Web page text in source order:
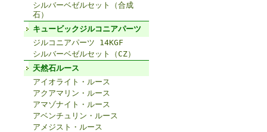
シルバーベゼルセット（合成
石）
キュービックジルコニアパーツ
ジルコニアパーツ 14KGF
シルバーベゼルセット（CZ）
天然石ルース
アイオライト・ルース
アクアマリン・ルース
アマゾナイト・ルース
アベンチュリン・ルース
アメジスト・ルース